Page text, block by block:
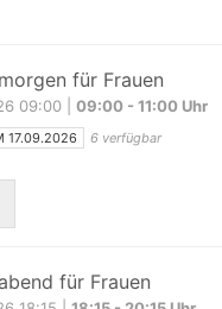
für Frauen
09:00 | 09:00 - 11:00 Uhr
17.09.2026 6 verfügbar
für Frauen